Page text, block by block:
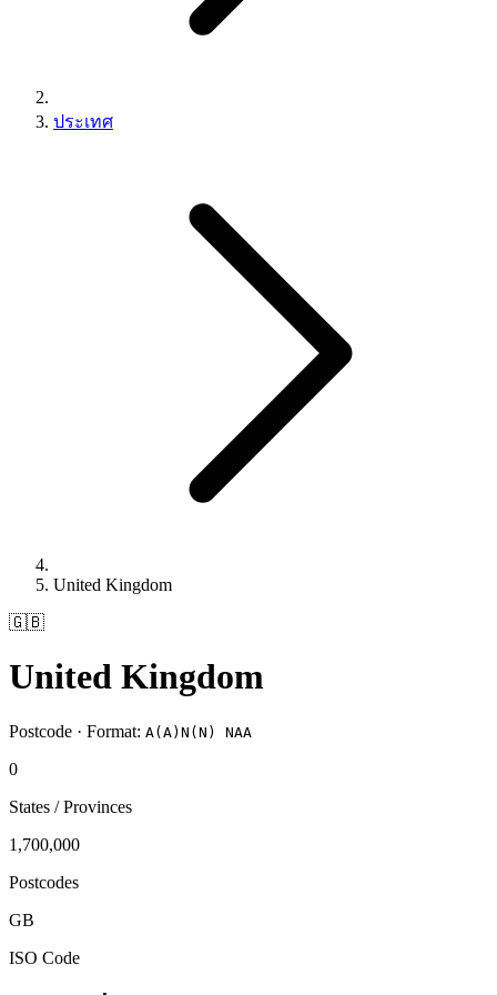
ประเทศ
United Kingdom
🇬🇧
United Kingdom
Postcode · Format: A(A)N(N) NAA
0
States / Provinces
1,700,000
Postcodes
GB
ISO Code